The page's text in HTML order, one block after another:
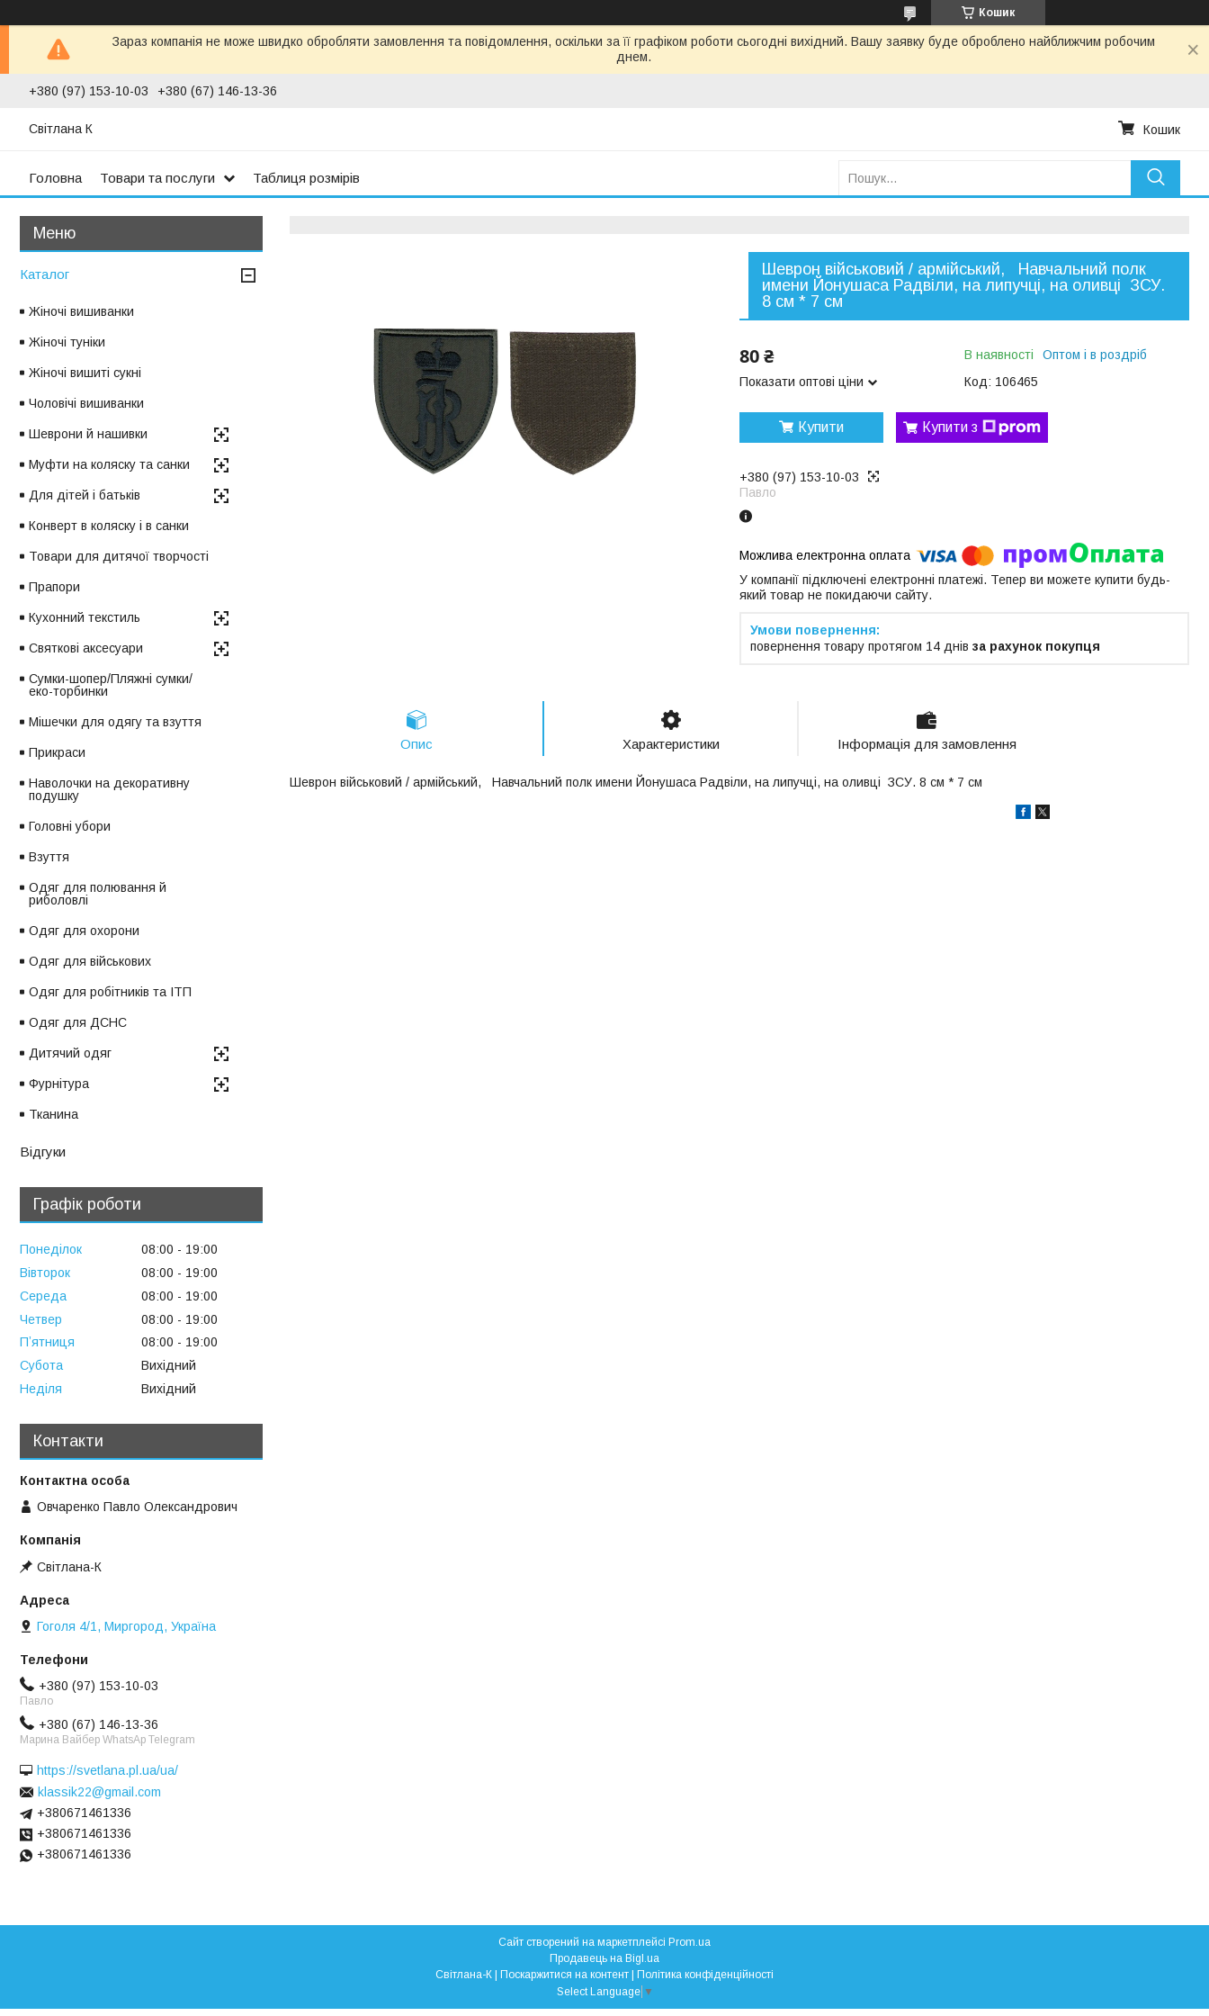
Кошик
Зараз компанія не може швидко обробляти замовлення та повідомлення, оскільки за її графіком роботи сьогодні вихідний. Вашу заявку буде оброблено найближчим робочим
днем.
+380 (97) 153-10-03 +380 (67) 146-13-36
Світлана К Кошик
Головна Товари та послуги Таблиця розмірів
Шеврон військовий / армійський, Навчальний полк
имени Йонушаса Радвіли, на липучці, на оливці ЗСУ.
8 см * 7 см
80 ₴
Показати оптові ціни
В наявності
Оптом і в роздріб
Код: 106465
Купити Купити з
+380 (97) 153-10-03
Павло
У компанії підключені електронні платежі. Тепер ви можете купити будь-
який товар не покидаючи сайту.
повернення товару протягом 14 днів за рахунок покупця
Опис Характеристики Інформація для замовлення
Шеврон військовий / армійський, Навчальний полк имени Йонушаса Радвіли, на липучці, на оливці ЗСУ. 8 см * 7 см
Каталог
Жіночі вишиванки
Жіночі туніки
Жіночі вишиті сукні
Чоловічі вишиванки
Шеврони й нашивки
Муфти на коляску та санки
Для дітей і батьків
Конверт в коляску і в санки
Товари для дитячої творчості
Прапори
Кухонний текстиль
Святкові аксесуари
Сумки-шопер/Пляжні сумки/
еко-торбинки
Мішечки для одягу та взуття
Прикраси
Наволочки на декоративну
подушку
Головні убори
Взуття
Одяг для полювання й
риболовлі
Одяг для охорони
Одяг для військових
Одяг для робітників та ІТП
Одяг для ДСНС
Дитячий одяг
Фурнітура
Тканина
Відгуки
Графік роботи
Понеділок 08:00
19:00
Вівторок
08:00
19:00
Середа
08:00
19:00
Четвер
08:00
19:00
Пʼятниця
08:00
19:00
Субота
Вихідний
Неділя
Вихідний
Контакти
Овчаренко Павло Олександрович
Свiтлана-К
Гоголя 4/1, Миргород, Україна
+380 (97) 153-10-03
Павло
+380 (67) 146-13-36
Марина Вайбер WhatsAp Telegram
https://svetlana.pl.ua/ua/
klassik22@gmail.com
+380671461336
+380671461336
+380671461336
Сайт створений на маркетплейсі Prom.ua
Продавець на Bigl.ua
Поскаржитися на контент
Політика конфіденційності
Select Language ▼